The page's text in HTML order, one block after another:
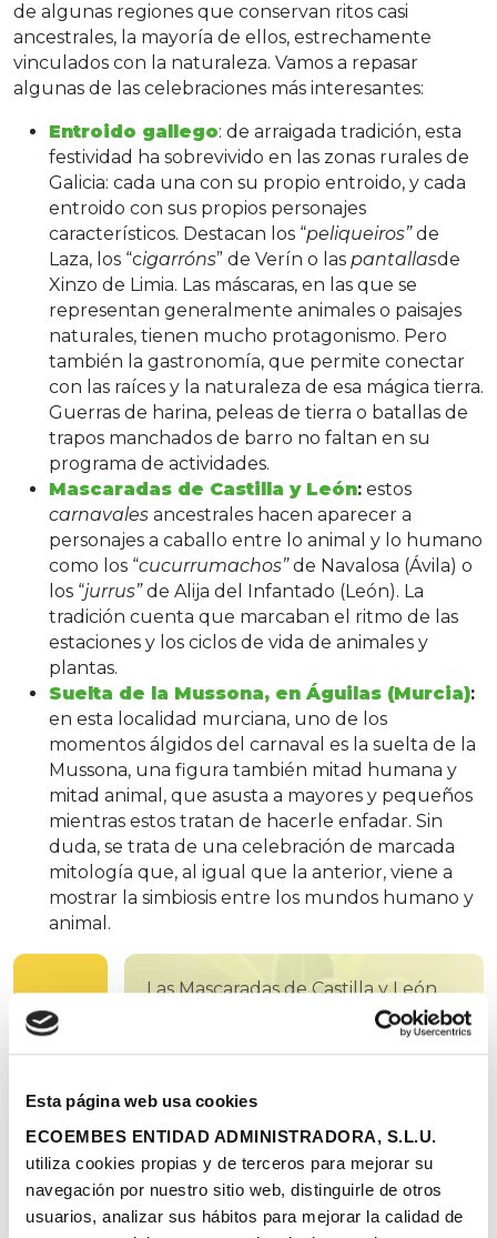
Esta página web usa cookies
ECOEMBES ENTIDAD ADMINISTRADORA, S.L.U.
utiliza cookies propias y de terceros para mejorar su
navegación por nuestro sitio web, distinguirle de otros
usuarios, analizar sus hábitos para mejorar la calidad de
de algunas regiones que conservan ritos casi
ancestrales, la mayoría de ellos, estrechamente
vinculados con la naturaleza. Vamos a repasar
algunas de las celebraciones más interesantes:
Entroido gallego: de arraigada tradición, esta
festividad ha sobrevivido en las zonas rurales de
Galicia: cada una con su propio entroido, y cada
entroido con sus propios personajes
característicos. Destacan los “peliqueiros”de
Laza, los “cigarróns” de Verín o las pantallasde
Xinzo de Limia. Las máscaras, en las que se
representan generalmente animales o paisajes
naturales, tienen mucho protagonismo. Pero
también la gastronomía, que permite conectar
con las raíces y la naturaleza de esa mágica tierra.
Guerras de harina, peleas de tierra o batallas de
trapos manchados de barro no faltan en su
programa de actividades.
Mascaradas de Castilla y León: estos
carnavales ancestrales hacen aparecer a
personajes a caballo entre lo animal y lo humano
como los “cucurrumachos”de Navalosa (Ávila) o
los “jurrus”de Alija del Infantado (León). La
tradición cuenta que marcaban el ritmo de las
estaciones y los ciclos de vida de animales y
plantas.
Suelta de la Mussona, en Águilas (Murcia):
en esta localidad murciana, uno de los
momentos álgidos del carnaval es la suelta de la
Mussona, una figura también mitad humana y
mitad animal, que asusta a mayores y pequeños
mientras estos tratan de hacerle enfadar. Sin
duda, se trata de una celebración de marcada
mitología que, al igual que la anterior, viene a
mostrar la simbiosis entre los mundos humano y
animal.
Las Mascaradas de Castilla y León
hacen aparecer a personajes a
Reutilizar para
confeccionar un disfraz
personalizado